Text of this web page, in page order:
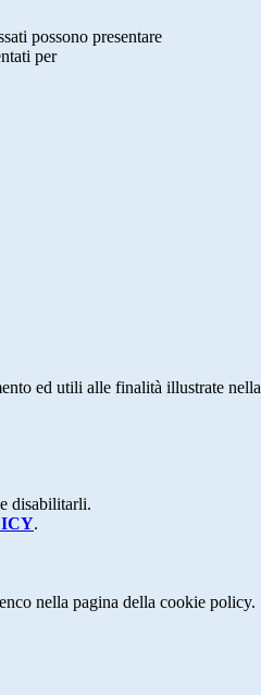
possono presentare
per
ed utili alle finalità illustrate nella
disabilitarli.
.
nella pagina della cookie policy.